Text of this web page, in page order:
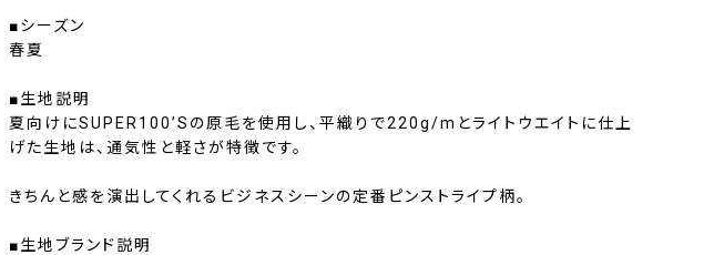
■シーズン
春夏
■生地説明
夏向けにSUPER100’Sの原毛を使用し、平織りで220g/mとライトウエイトに仕上
げた生地は、通気性と軽さが特徴です。
きちんと感を演出してくれるビジネスシーンの定番ピンストライプ柄。
■生地ブランド説明